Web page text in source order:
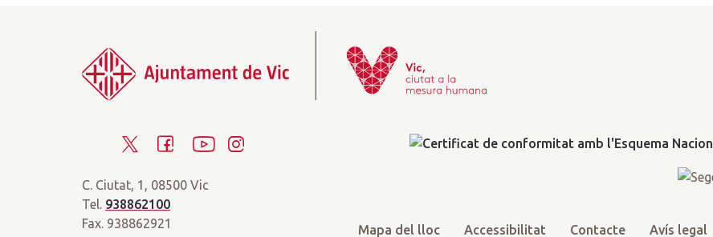
i
t
c
Y
C. Ciutat, 1, 08500 Vic
Tel. 938862100
Fax. 938862921
Mapa del lloc Accessibilitat Contacte Avís legal